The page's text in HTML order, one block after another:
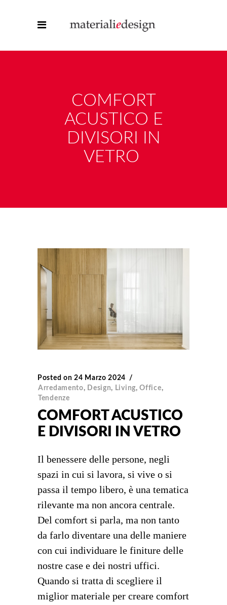
COMFORT
ACUSTICO E
DIVISORI IN
VETRO
Posted on 24 Marzo 2024
Arredamento, Design, Living,Office,
Tendenze
COMFORT ACUSTICO
E DIVISORI IN VETRO
Il benessere delle persone, negli
spazi in cui si lavora, si vive o si
passa il tempo libero, è una tematica
rilevante ma non ancora centrale.
Del comfort si parla, ma non tanto
da farlo diventare una delle maniere
con cui individuare le finiture delle
nostre case e dei nostri uffici.
Quando si tratta di scegliere il
miglior materiale per creare comfort